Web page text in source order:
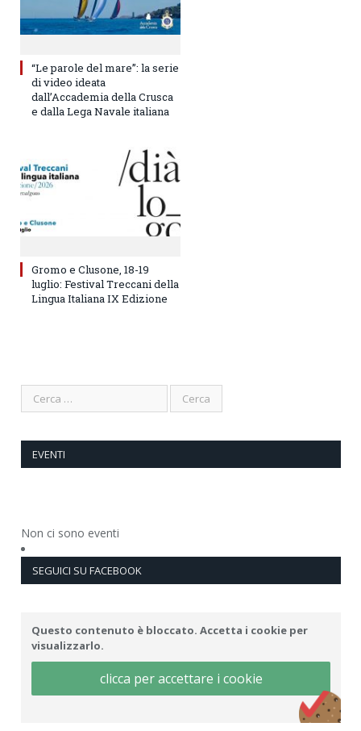
“Le parole del mare”: la serie
di video ideata
dall’Accademia della Crusca
e dalla Lega Navale italiana
Gromo e Clusone, 18-19
luglio: Festival Treccani della
Lingua Italiana IX Edizione
EVENTI
Non ci sono eventi
SEGUICI SU FACEBOOK
Questo contenuto è bloccato. Accetta i cookie per
visualizzarlo.
clicca per accettare i cookie